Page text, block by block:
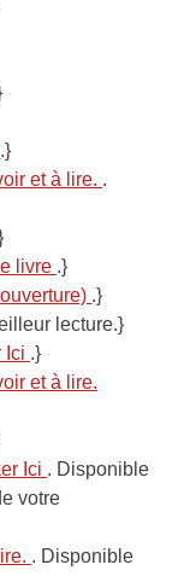
.}
et à lire. .
livre .}
.}
lecture.}
Ici .}
et à lire.
Ici . Disponible
votre
. Disponible